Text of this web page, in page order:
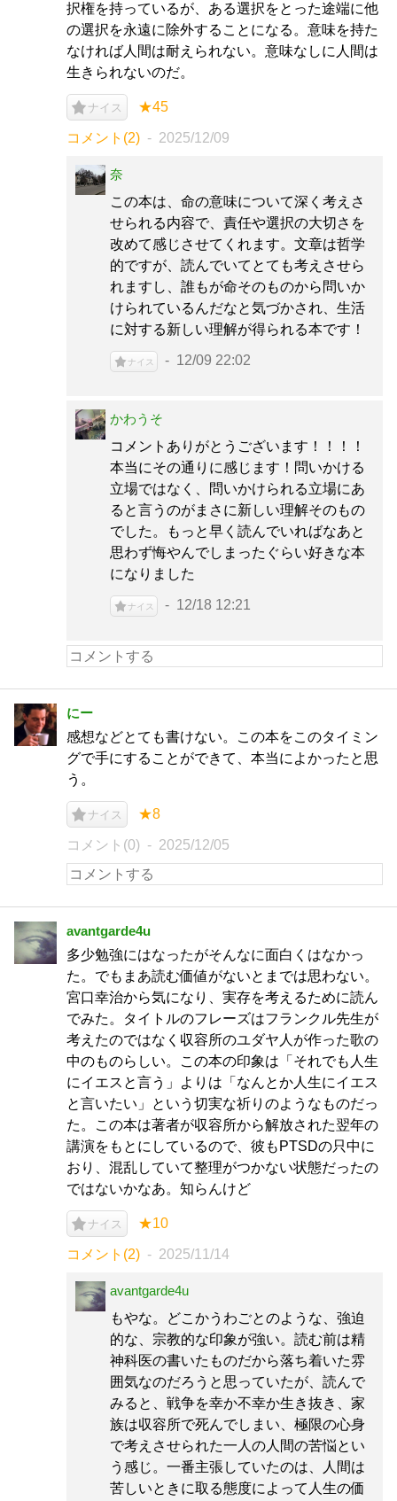
択権を持っているが、ある選択をとった途端に他
の選択を永遠に除外することになる。意味を持た
なければ人間は耐えられない。意味なしに人間は
生きられないのだ。
ナイス ★45
コメント(2) 2025/12/09
奈
この本は、命の意味について深く考えさ
せられる内容で、責任や選択の大切さを
改めて感じさせてくれます。文章は哲学
的ですが、読んでいてとても考えさせら
れますし、誰もが命そのものから問いか
けられているんだなと気づかされ、生活
に対する新しい理解が得られる本です！
ナイス 12/09 22:02
かわうそ
コメントありがとうございます！！！！
本当にその通りに感じます！問いかける
立場ではなく、問いかけられる立場にあ
ると言うのがまさに新しい理解そのもの
でした。もっと早く読んでいればなあと
思わず悔やんでしまったぐらい好きな本
になりました
ナイス 12/18 12:21
にー
感想などとても書けない。この本をこのタイミン
グで手にすることができて、本当によかったと思
う。
ナイス ★8
コメント(0) 2025/12/05
avantgarde4u
多少勉強にはなったがそんなに面白くはなかっ
た。でもまあ読む価値がないとまでは思わない。
宮口幸治から気になり、実存を考えるために読ん
でみた。タイトルのフレーズはフランクル先生が
考えたのではなく収容所のユダヤ人が作った歌の
中のものらしい。この本の印象は「それでも人生
にイエスと言う」よりは「なんとか人生にイエス
と言いたい」という切実な祈りのようなものだっ
た。この本は著者が収容所から解放された翌年の
講演をもとにしているので、彼もPTSDの只中に
おり、混乱していて整理がつかない状態だったの
ではないかなあ。知らんけど
ナイス ★10
コメント(2) 2025/11/14
avantgarde4u
もやな。どこかうわごとのような、強迫
的な、宗教的な印象が強い。読む前は精
神科医の書いたものだから落ち着いた雰
囲気なのだろうと思っていたが、読んで
みると、戦争を幸か不幸か生き抜き、家
族は収容所で死んでしまい、極限の心身
で考えさせられた一人の人間の苦悩とい
う感じ。一番主張していたのは、人間は
苦しいときに取る態度によって人生の価